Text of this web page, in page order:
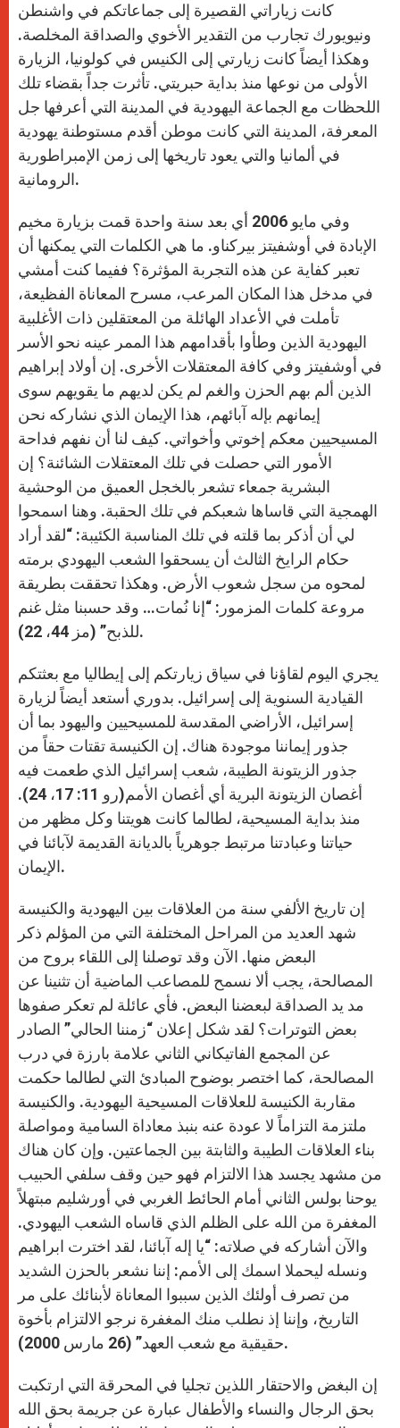
كانت زياراتي القصيرة إلى جماعاتكم في واشنطن
ونيويورك تجارب من التقدير الأخوي والصداقة المخلصة.
وهكذا أيضاً كانت زيارتي إلى الكنيس في كولونيا، الزيارة
الأولى من نوعها منذ بداية حبريتي. تأثرت جداً بقضاء تلك
اللحظات مع الجماعة اليهودية في المدينة التي أعرفها جل
المعرفة، المدينة التي كانت موطن أقدم مستوطنة يهودية
في ألمانيا والتي يعود تاريخها إلى زمن الإمبراطورية
الرومانية.
وفي مايو 2006 أي بعد سنة واحدة قمت بزيارة مخيم
الإبادة في أوشفيتز بيركناو. ما هي الكلمات التي يمكنها أن
تعبر كفاية عن هذه التجربة المؤثرة؟ ففيما كنت أمشي
في مدخل هذا المكان المرعب، مسرح المعاناة الفظيعة،
تأملت في الأعداد الهائلة من المعتقلين ذات الأغلبية
اليهودية الذين وطأوا بأقدامهم هذا الممر عينه نحو الأسر
في أوشفيتز وفي كافة المعتقلات الأخرى. إن أولاد إبراهيم
الذين ألم بهم الحزن والغم لم يكن لديهم ما يقويهم سوى
إيمانهم بإله آبائهم، هذا الإيمان الذي نشاركه نحن
المسيحيين معكم إخوتي وأخواتي. كيف لنا أن نفهم فداحة
الأمور التي حصلت في تلك المعتقلات الشائنة؟ إن
البشرية جمعاء تشعر بالخجل العميق من الوحشية
الهمجية التي قاساها شعبكم في تلك الحقبة. وهنا اسمحوا
لي أن أذكر بما قلته في تلك المناسبة الكئيبة: “لقد أراد
حكام الرايخ الثالث أن يسحقوا الشعب اليهودي برمته
لمحوه من سجل شعوب الأرض. وهكذا تحققت بطريقة
مروعة كلمات المزمور: “إنا نُمات… وقد حسبنا مثل غنم
للذبح” (مز 44، 22).
يجري اليوم لقاؤنا في سياق زيارتكم إلى إيطاليا مع بعثتكم
القيادية السنوية إلى إسرائيل. بدوري أستعد أيضاً لزيارة
إسرائيل، الأراضي المقدسة للمسيحيين واليهود بما أن
جذور إيماننا موجودة هناك. إن الكنيسة تقتات حقاً من
جذور الزيتونة الطيبة، شعب إسرائيل الذي طعمت فيه
أغصان الزيتونة البرية أي أغصان الأمم(رو 11: 17، 24).
منذ بداية المسيحية، لطالما كانت هويتنا وكل مظهر من
حياتنا وعبادتنا مرتبط جوهرياً بالديانة القديمة لآبائنا في
الإيمان.
إن تاريخ الألفي سنة من العلاقات بين اليهودية والكنيسة
شهد العديد من المراحل المختلفة التي من المؤلم ذكر
البعض منها. الآن وقد توصلنا إلى اللقاء بروح من
المصالحة، يجب ألا نسمح للمصاعب الماضية أن تثنينا عن
مد يد الصداقة لبعضنا البعض. فأي عائلة لم تعكر صفوها
بعض التوترات؟ لقد شكل إعلان “زمننا الحالي” الصادر
عن المجمع الفاتيكاني الثاني علامة بارزة في درب
المصالحة، كما اختصر بوضوح المبادئ التي لطالما حكمت
مقاربة الكنيسة للعلاقات المسيحية اليهودية. والكنيسة
ملتزمة التزاماً لا عودة عنه بنبذ معاداة السامية ومواصلة
بناء العلاقات الطيبة والثابتة بين الجماعتين. وإن كان هناك
من مشهد يجسد هذا الالتزام فهو حين وقف سلفي الحبيب
يوحنا بولس الثاني أمام الحائط الغربي في أورشليم مبتهلاً
المغفرة من الله على الظلم الذي قاساه الشعب اليهودي.
والآن أشاركه في صلاته: “يا إله آبائنا، لقد اخترت ابراهيم
ونسله ليحملا اسمك إلى الأمم: إننا نشعر بالحزن الشديد
من تصرف أولئك الذين سببوا المعاناة لأبنائك على مر
التاريخ، وإننا إذ نطلب منك المغفرة نرجو الالتزام بأخوة
حقيقية مع شعب العهد” (26 مارس 2000).
إن البغض والاحتقار اللذين تجليا في المحرقة التي ارتكبت
بحق الرجال والنساء والأطفال عبارة عن جريمة بحق الله